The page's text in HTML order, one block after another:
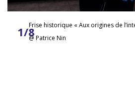
1/8@ Patrice Nin
Frise historique « Aux origines de